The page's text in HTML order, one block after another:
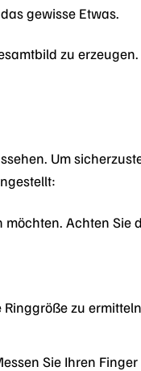
gewisse Etwas.
zu
Um
Achten Sie
zu
Sie Ihren